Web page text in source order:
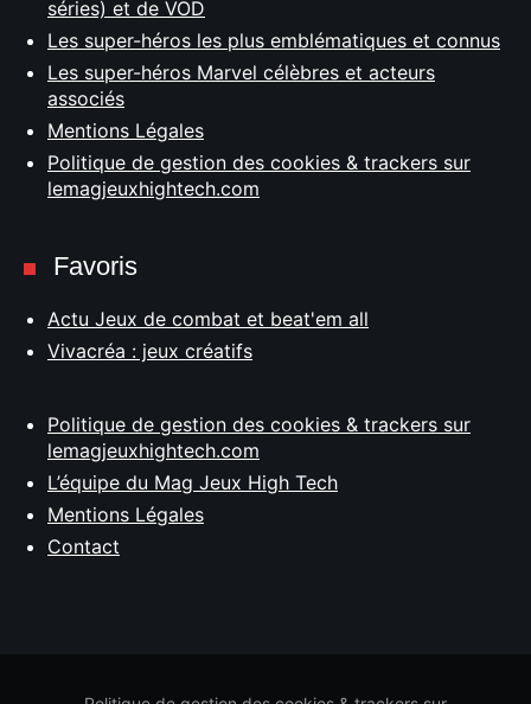
séries) et de VOD
Les super-héros les plus emblématiques et connus
Les super-héros Marvel célèbres et acteurs
associés
Mentions Légales
Politique de gestion des cookies & trackers sur
lemagjeuxhightech.com
Favoris
Actu Jeux de combat et beat'em all
Vivacréa : jeux créatifs
Politique de gestion des cookies & trackers sur
lemagjeuxhightech.com
L’équipe du Mag Jeux High Tech
Mentions Légales
Contact